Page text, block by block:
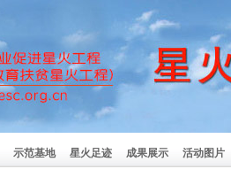
示范基地 星火足迹 成果展示
活动图片